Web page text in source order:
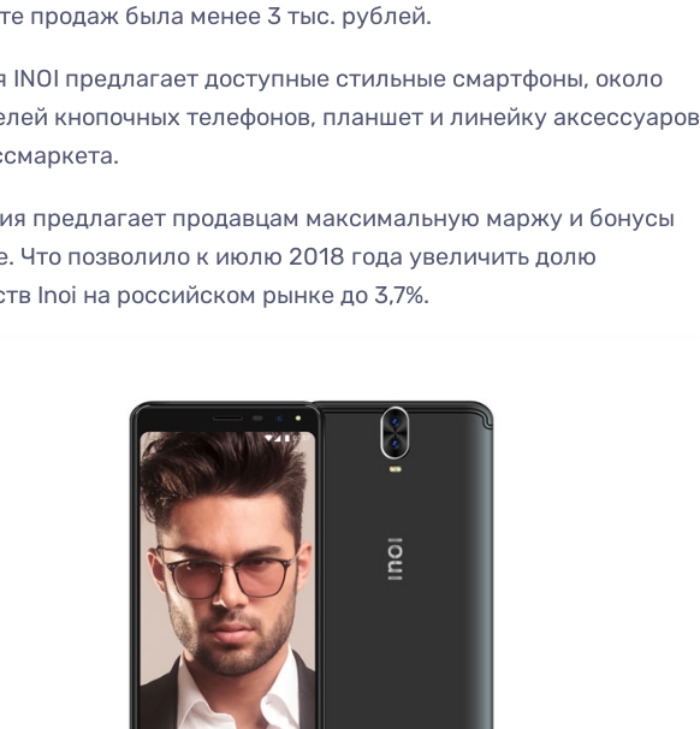
продаж была менее 3 тыс. рублей.
INOI предлагает доступные стильные смартфоны, около
кнопочных телефонов, планшет и линейку аксессуаров
предлагает продавцам максимальную маржу и бонусы
Что позволило к июлю 2018 года увеличить долю
Inoi на российском рынке до 3,7%.